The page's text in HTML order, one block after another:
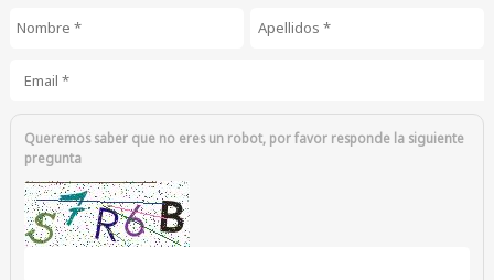
Queremos saber que no eres un robot, por favor responde la siguiente
pregunta